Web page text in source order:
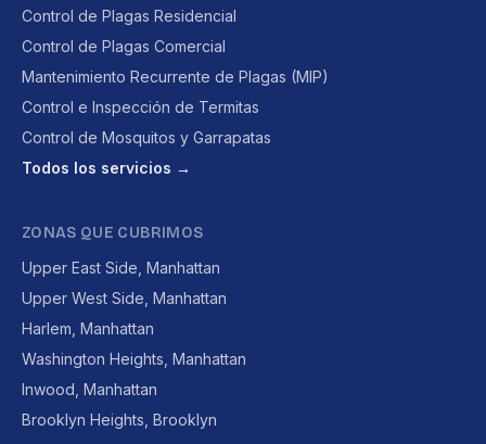
Control de Plagas Residencial
Control de Plagas Comercial
Mantenimiento Recurrente de Plagas (MIP)
Control e Inspección de Termitas
Control de Mosquitos y Garrapatas
Todos los servicios →
ZONAS QUE CUBRIMOS
Upper East Side, Manhattan
Upper West Side, Manhattan
Harlem, Manhattan
Washington Heights, Manhattan
Inwood, Manhattan
Brooklyn Heights, Brooklyn